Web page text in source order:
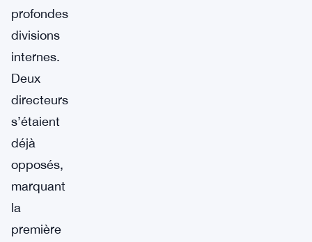
profondes
divisions
internes.
Deux
directeurs
s’étaient
déjà
opposés,
marquant
la
première